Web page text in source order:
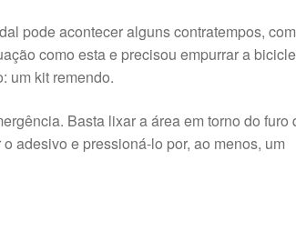
pode acontecer alguns contratempos,
como esta e precisou empurrar a
um kit remendo.
Basta lixar a área em torno do furo
adesivo e pressioná-lo por, ao menos, um